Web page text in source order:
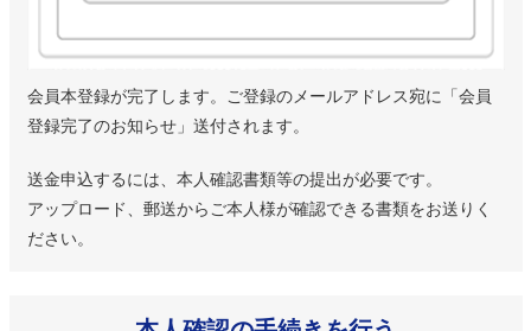
会員本登録が完了します。ご登録のメールアドレス宛に「会員
登録完了のお知らせ」送付されます。
送金申込するには、本人確認書類等の提出が必要です。
アップロード、郵送からご本人様が確認できる書類をお送りく
ださい。